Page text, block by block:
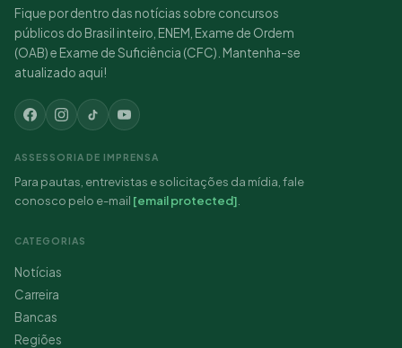
Fique por dentro das notícias sobre concursos
públicos do Brasil inteiro, ENEM, Exame de Ordem
(OAB) e Exame de Suficiência (CFC). Mantenha-se
atualizado aqui!
ASSESSORIA DE IMPRENSA
Para pautas, entrevistas e solicitações da mídia, fale
conosco pelo e-mail [email protected]
CATEGORIAS
Notícias
Carreira
Bancas
Regiões